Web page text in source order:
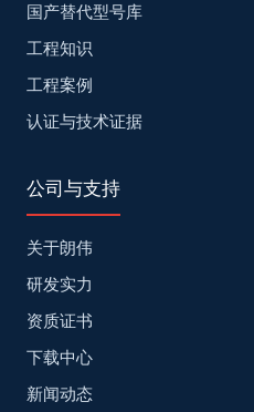
国产替代型号库
工程知识
工程案例
认证与技术证据
公司与支持
关于朗伟
研发实力
资质证书
下载中心
新闻动态